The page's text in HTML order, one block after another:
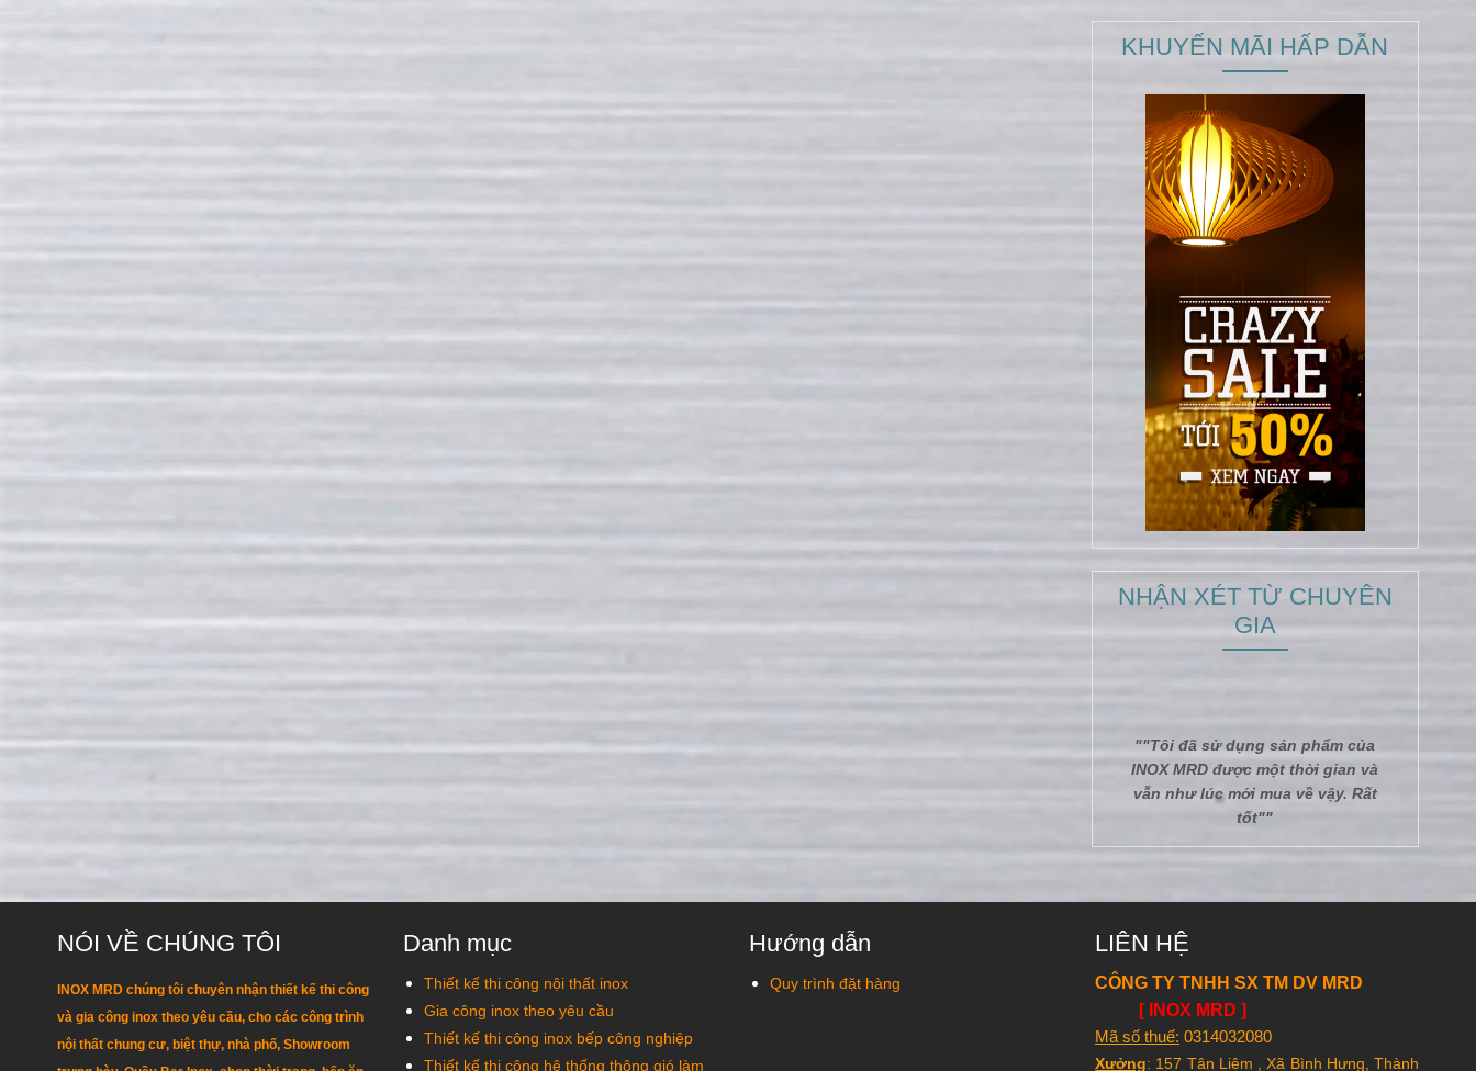
KHUYẾN MÃI HẤP DẪN
NHẬN XÉT TỪ CHUYÊN
GIA
""Tôi đã sử dụng sản phẩm của
INOX MRD được một thời gian và
vẫn như lúc mới mua về vậy. Rất
tốt""
NÓI VỀ CHÚNG TÔI
INOX MRD chúng tôi chuyên nhận thiết kế thi công
và gia công inox theo yêu cầu, cho các công trình
nội thất chung cư, biệt thự, nhà phố, Showroom
Danh mục
Thiết kế thi công nội thất inox
Gia công inox theo yêu cầu
Thiết kế thi công inox bếp công nghiệp
Thiết kế thi công hệ thống thông gió làm
Hướng dẫn
Quy trình đặt hàng
LIÊN HỆ
CÔNG TY TNHH SX TM DV MRD
[ INOX MRD ]
Mã số thuế: 0314032080
Xưởng: 157 Tân Liêm , Xã Bình Hưng, Thành